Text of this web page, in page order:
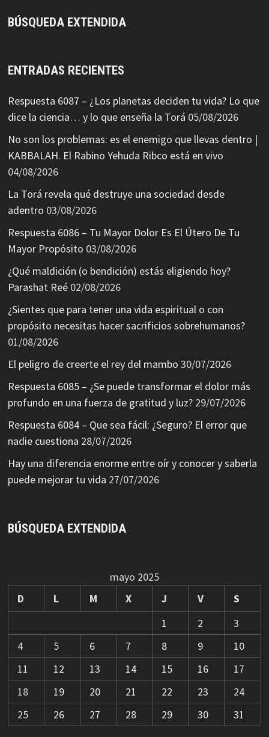
BÚSQUEDA EXTENDIDA
ENTRADAS RECIENTES
Respuesta 6087 – ¿Los planetas deciden tu vida? Lo que
dice la ciencia… y lo que enseña la Torá 05/08/2026
No son los problemas: es el enemigo que llevas dentro |
KABBALAH. El Rabino Yehuda Ribco está en vivo
04/08/2026
La Torá revela qué destruye una sociedad desde
adentro 03/08/2026
Respuesta 6086 – Tu Mayor Dolor Es El Útero De Tu
Mayor Propósito 03/08/2026
¿Qué maldición (o bendición) estás eligiendo hoy?
Parashat Reé 02/08/2026
¿Sientes que para tener una vida espiritual o con
propósito necesitas hacer sacrificios sobrehumanos?
01/08/2026
El peligro de creerte el rey del mambo 30/07/2026
Respuesta 6085 – ¿Se puede transformar el dolor más
profundo en una fuerza de gratitud y luz? 29/07/2026
Respuesta 6084 – Que sea fácil: ¿Seguro? El error que
nadie cuestiona 28/07/2026
Hay una diferencia enorme entre oír y conocer y saberla
puede mejorar tu vida 27/07/2026
BÚSQUEDA EXTENDIDA
mayo 2025
D
L M X J V
S
1
2
3
4
5 6 7 8 9
10
11
12 13 14 15 16
17
18
19 20 21 22 23
24
25
26 27 28 29 30 31